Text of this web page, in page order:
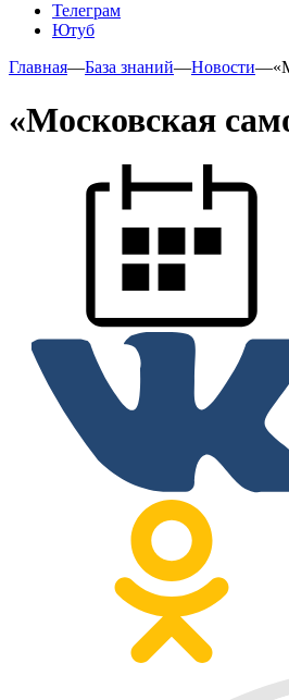
Телеграм
Ютуб
Главная—База знаний—Новости—
«Московская